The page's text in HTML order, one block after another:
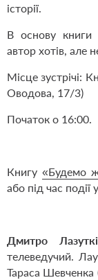
історії.
В основу книги
автор хотів, але
Місце зустрічі:
Оводова, 17/3)
Початок о 16:00.
Книгу «Будемо
або під час події
Дмитро
телеведучий.
Тараса Шевченка